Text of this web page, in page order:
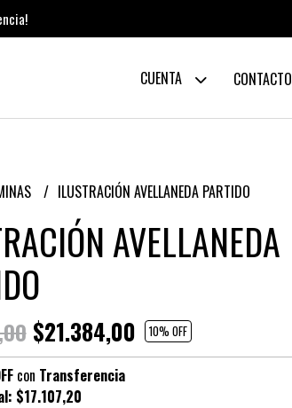
CUENTA CONTACTO
ILUSTRACIÓN AVELLANEDA PARTIDO
AVELLANEDA
$21.384,00 10% OFF
con Transferencia
$17.107,20